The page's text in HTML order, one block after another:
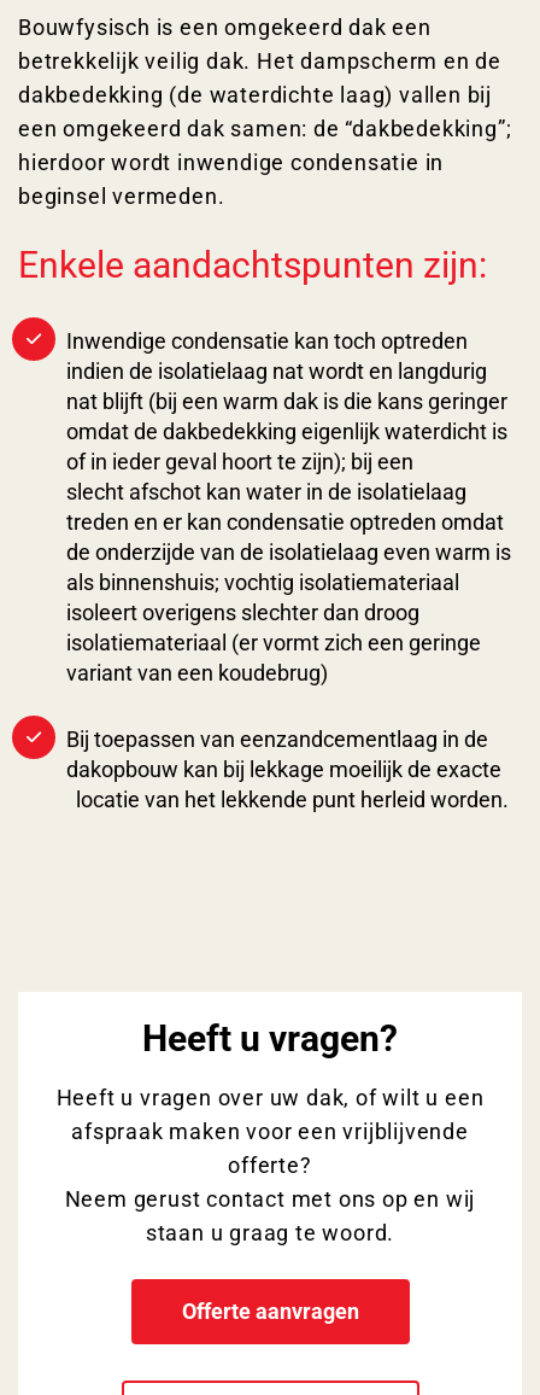
Bouwfysisch is een omgekeerd dak een
betrekkelijk veilig dak. Het dampscherm en de
dakbedekking (de waterdichte laag) vallen bij
een omgekeerd dak samen: de “dakbedekking”;
hierdoor wordt inwendige condensatie in
beginsel vermeden.
Enkele aandachtspunten zijn:
Inwendige condensatie kan toch optreden
indien de isolatielaag nat wordt en langdurig
nat blijft (bij een warm dak is die kans geringer
omdat de dakbedekking eigenlijk waterdicht is
of in ieder geval hoort te zijn); bij een
slecht afschot kan water in de isolatielaag
treden en er kan condensatie optreden omdat
de onderzijde van de isolatielaag even warm is
als binnenshuis; vochtig isolatiemateriaal
isoleert overigens slechter dan droog
isolatiemateriaal (er vormt zich een geringe
variant van een koudebrug)
Bij toepassen van eenzandcementlaag in de
dakopbouw kan bij lekkage moeilijk de exacte
locatie van het lekkende punt herleid worden.
Heeft u vragen?
Heeft u vragen over uw dak, of wilt u een
afspraak maken voor een vrijblijvende
offerte?
Neem gerust contact met ons op en wij
staan u graag te woord.
Offerte aanvragen